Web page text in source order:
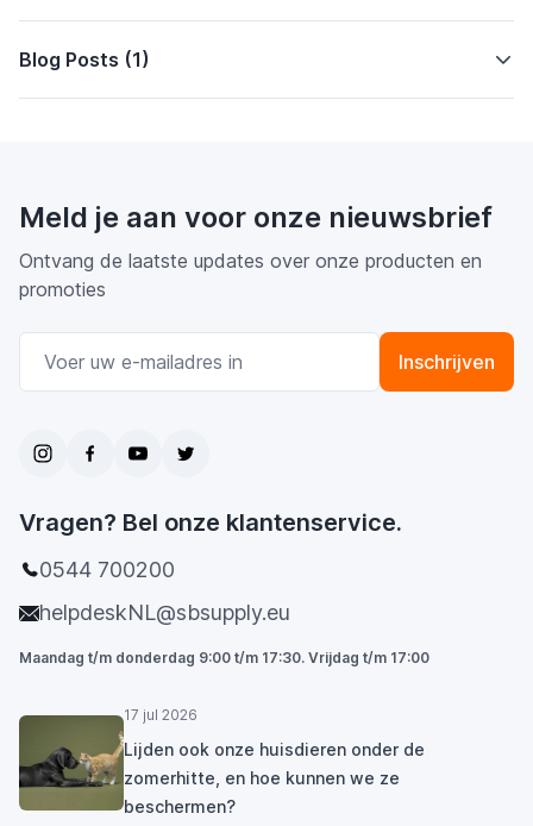
Blog Posts (1)
Meld je aan voor onze nieuwsbrief
Ontvang de laatste updates over onze producten en
promoties
Inschrijven
Vragen? Bel onze klantenservice.
0544 700200
helpdeskNL@sbsupply.eu
Maandag t/m donderdag 9:00 t/m 17:30. Vrijdag t/m 17:00
17 jul 2026
Lijden ook onze huisdieren onder de
zomerhitte, en hoe kunnen we ze
beschermen?